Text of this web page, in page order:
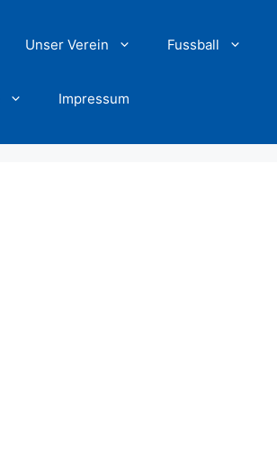
Unser Verein Fussball
Impressum